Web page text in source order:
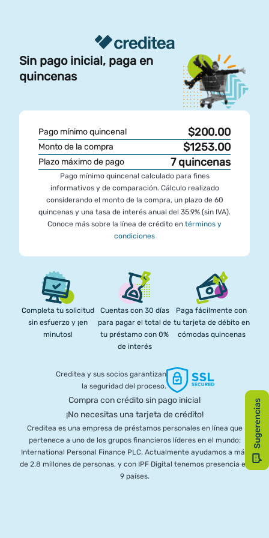
Sin pago inicial, paga en
quincenas
Pago mínimo quincenal $200.00
Monto de la compra $1253.00
Plazo máximo de pago 7 quincenas
Pago mínimo quincenal calculado para fines
informativos y de comparación. Cálculo realizado
considerando el monto de la compra, un plazo de 60
quincenas y una tasa de interés anual del 35.9% (sin IVA).
Conoce más sobre la línea de crédito en términos y
condiciones
Completa tu solicitud
sin esfuerzo y ¡en
minutos!
Cuentas con 30 días
para pagar el total de
tu préstamo con 0%
de interés
Paga fácilmente con
tu tarjeta de débito en
cómodas quincenas
Creditea y sus socios garantizan
la seguridad del proceso.
Compra con crédito sin pago inicial
¡No necesitas una tarjeta de crédito!
Creditea es una empresa de préstamos personales en línea que
pertenece a uno de los grupos financieros líderes en el mundo:
International Personal Finance PLC. Actualmente ayudamos a más
de 2.8 millones de personas, y con IPF Digital tenemos presencia en
9 países.